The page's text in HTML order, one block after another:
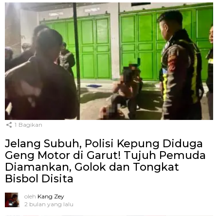
1 Bagikan
Jelang Subuh, Polisi Kepung Diduga
Geng Motor di Garut! Tujuh Pemuda
Diamankan, Golok dan Tongkat
Bisbol Disita
oleh Kang Zey
2 bulan yang lalu